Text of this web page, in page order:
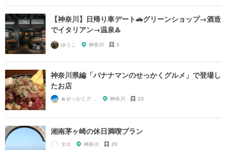
【神奈川】日帰り車デート🚗グリーンショップ→酒造
でイタリアン→温泉♨️
ゆうこ 神奈川 0
神奈川県編「バナナマンのせっかくグルメ」で登場し
たお店
神奈川 23
湘南茅ヶ崎の休日満喫プラン
タロ 神奈川 20